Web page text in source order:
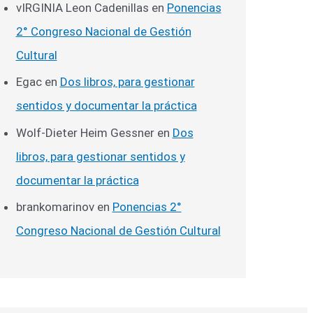
vIRGINIA Leon Cadenillas en Ponencias
2° Congreso Nacional de Gestión
Cultural
Egacen Dos libros, para gestionar
sentidos y documentar la práctica
Wolf-Dieter Heim Gessneren Dos
libros, para gestionar sentidos y
documentar la práctica
brankomarinoven Ponencias 2°
Congreso Nacional de Gestión Cultural